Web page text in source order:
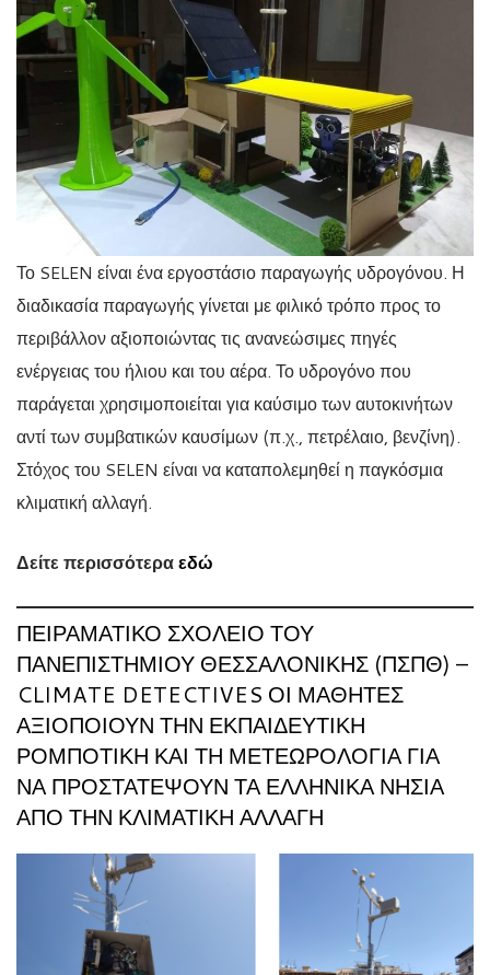
Το SELEN είναι ένα εργοστάσιο παραγωγής υδρογόνου. Η
διαδικασία παραγωγής γίνεται με φιλικό τρόπο προς το
περιβάλλον αξιοποιώντας τις ανανεώσιμες πηγές
ενέργειας του ήλιου και του αέρα. Το υδρογόνο που
παράγεται χρησιμοποιείται για καύσιμο των αυτοκινήτων
αντί των συμβατικών καυσίμων (π.χ., πετρέλαιο, βενζίνη).
Στόχος του SELEN είναι να καταπολεμηθεί η παγκόσμια
κλιματική αλλαγή.
Δείτε περισσότεραεδώ
ΠΕΙΡΑΜΑΤΙΚΌ ΣΧΟΛΕΊΟ ΤΟΥ
ΠΑΝΕΠΙΣΤΗΜΊΟΥ ΘΕΣΣΑΛΟΝΊΚΗΣ (ΠΣΠΘ) –
CLIMATE DETECTIVES ΟΙ ΜΑΘΗΤΈΣ
ΑΞΙΟΠΟΙΟΎΝ ΤΗΝ ΕΚΠΑΙΔΕΥΤΙΚΉ
ΡΟΜΠΟΤΙΚΉ ΚΑΙ ΤΗ ΜΕΤΕΩΡΟΛΟΓΊΑ ΓΙΑ
ΝΑ ΠΡΟΣΤΑΤΈΨΟΥΝ ΤΑ ΕΛΛΗΝΙΚΆ ΝΗΣΙΆ
ΑΠΌ ΤΗΝ ΚΛΙΜΑΤΙΚΉ ΑΛΛΑΓΉ